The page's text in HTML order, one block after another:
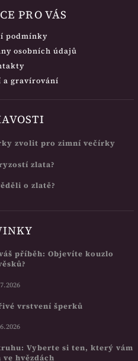
PRO VÁS
podmínky
osobních údajů
gravírování
zvolit pro zimní večírky
zlata?
o zlatě?
příběh: Objevíte kouzlo
vrstvení šperků
Vyberte si ten, který vám
hvězdách